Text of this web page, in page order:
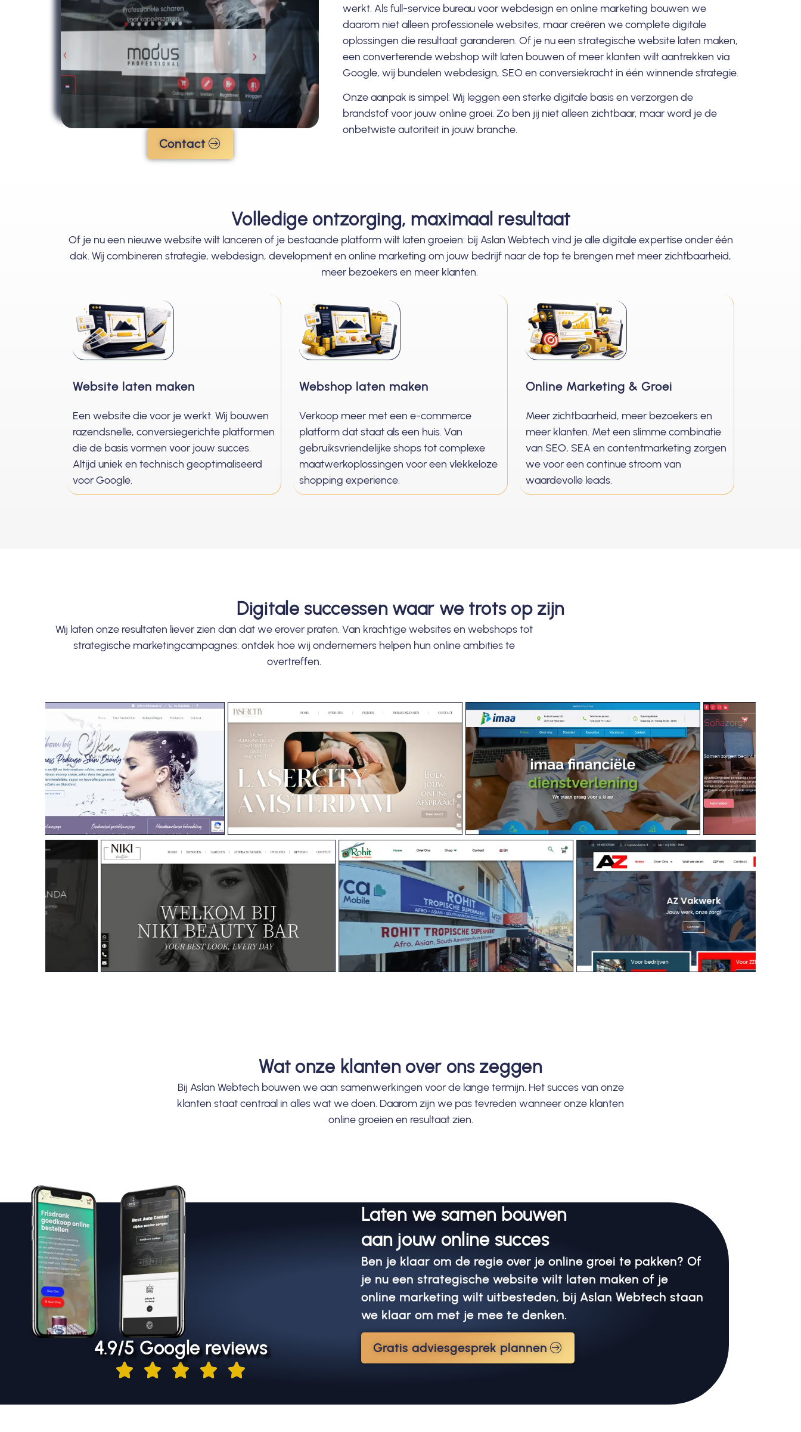
Contact
werkt. Als full-service bureau voor webdesign en online marketing bouwen we
daarom niet alleen professionele websites, maar creëren we complete digitale
oplossingen die resultaat garanderen. Of je nu een strategischewebsite laten maken,
een converterende webshop wilt laten bouwen of meer klanten wilt aantrekken via
Google, wij bundelen webdesign, SEO en conversiekracht in één winnende strategie.
Onze aanpak is simpel: Wij leggen een sterke digitale basis en verzorgen de
brandstof voor jouw online groei. Zo ben jij niet alleen zichtbaar, maar word je de
onbetwiste autoriteit in jouw branche.
Volledige ontzorging, maximaal resultaat
Of je nu een nieuwe website wilt lanceren of je bestaande platform wilt laten groeien: bij Aslan Webtech vind je alle digitale expertise onder één
dak. Wij combineren strategie, webdesign, development en online marketing om jouw bedrijf naar de top te brengen met meer zichtbaarheid,
meer bezoekers en meer klanten.
Website laten maken
Een website die voor je werkt. Wij bouwen
razendsnelle, conversiegerichte platformen
die de basis vormen voor jouw succes.
Altijd uniek en technisch geoptimaliseerd
voor Google.
Webshop laten maken
Verkoop meer met een e-commerce
platform dat staat als een huis. Van
gebruiksvriendelijke shops tot complexe
maatwerkoplossingen voor een vlekkeloze
shopping experience.
Online Marketing & Groei
Meer zichtbaarheid, meer bezoekers en
meer klanten. Met een slimme combinatie
van SEO, SEA en contentmarketing zorgen
we voor een continue stroom van
waardevolle leads.
Digitale successen waar we trots op zijn
Wij laten onze resultaten liever zien dan dat we erover praten. Van krachtige websites en webshops tot
strategische marketingcampagnes: ontdek hoe wij ondernemers helpen hun online ambities te
overtreffen.
Wat onze klanten over ons zeggen
Bij Aslan Webtech bouwen we aan samenwerkingen voor de lange termijn. Het succes van onze
klanten staat centraal in alles wat we doen. Daarom zijn we pas tevreden wanneer onze klanten
online groeien en resultaat zien.
4.9/5 Google reviews
Laten we samen bouwen
aan jouw online succes
Ben je klaar om de regie over je online groei te pakken? Of
je nu een strategische website wilt laten maken of je
online marketing wilt uitbesteden, bij Aslan Webtech staan
we klaar om met je mee te denken.
Gratis adviesgesprek plannen